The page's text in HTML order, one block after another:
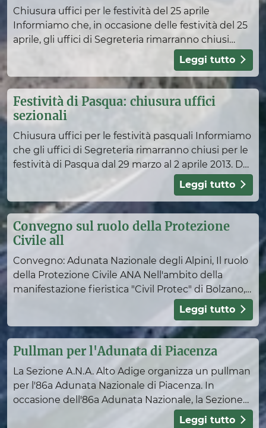
Risultati e classifiche
Trofeo dei Presidenti
Campionato Nazionale Sci di Fondo 2019
Soggiorno Alpino di Costalovara
Centro studi
Libro verde
Attività culturali e con le scuole
Alpiniadi Invernali 2024
I Campi Gara
Sci Alpinismo
Biathlon
Slalom
Chiusura uffici per le festività del 25 aprile
Informiamo che, in occasione delle festività del 25
aprile, gli uffici di Segreteria rimarranno chiusi
nella giornata di venerdì 26 aprile 2013. Inf
Leggi tutto
Festività di Pasqua: chiusura uffici
sezionali
Chiusura uffici per le festività pasquali Informiamo
che gli uffici di Segreteria rimarranno chiusi per le
festività di Pasqua dal 29 marzo al 2 aprile 2013. Da
parte del Presidente Sezionale, de
Leggi tutto
Convegno sul ruolo della Protezione
Civile all
Convegno: Adunata Nazionale degli Alpini, Il ruolo
della Protezione Civile ANA Nell'ambito della
manifestazione fieristica "Civil Protec" di Bolzano,
si è tenuto domenica 24 marzo 2013, presso la Sal
Leggi tutto
Pullman per l'Adunata di Piacenza
La Sezione A.N.A. Alto Adige organizza un pullman
per l'86a Adunata Nazionale di Piacenza. In
occasione dell'86a Adunata Nazionale, la Sezione
A.N.A. Alto Adige intende organizzare un pullman
Leggi tutto